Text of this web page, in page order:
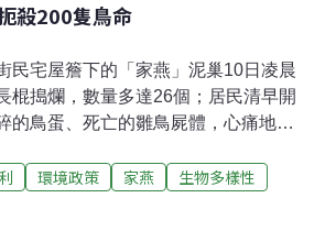
殺200隻鳥命
民宅屋簷下的「家燕」泥巢10日凌晨
棍搗爛，數量多達26個；居民清早開
的鳥蛋、死亡的雛鳥屍體，心痛地咒
繁殖季築巢2至3窩，每窩4至6顆蛋，
超過200隻即將或已誕生的「鳥命」
環境政策 家燕
生物多樣性